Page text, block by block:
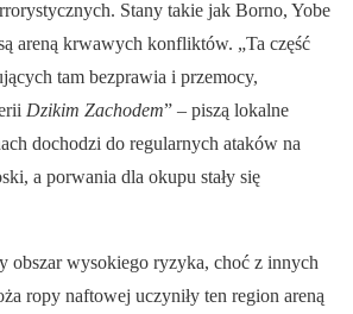
Stany takie jak Borno, Yobe
areną krwawych konfliktów. „Ta część
tam bezprawia i przemocy,
Dzikim Zachodem” – piszą lokalne
dochodzi do regularnych ataków na
a porwania dla okupu stały się
obszar wysokiego ryzyka, choć z innych
ropy naftowej uczyniły ten region areną